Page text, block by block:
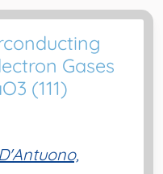
Gases
(111)
D'Antuono,